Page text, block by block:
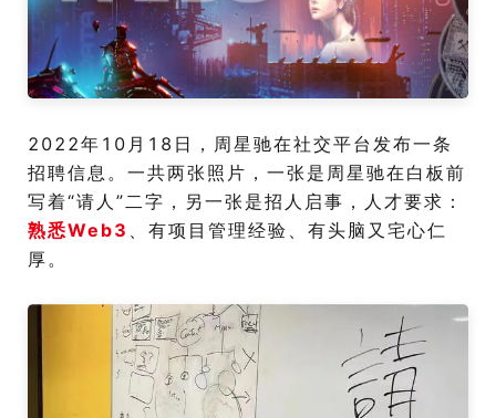
2022年10月18日，周星驰在社交平台发布一条
招聘信息。一共两张照片，一张是周星驰在白板前
写着“请人”二字，另一张是招人启事，人才要求：
熟悉Web3 、有项目管理经验、有头脑又宅心仁
厚。